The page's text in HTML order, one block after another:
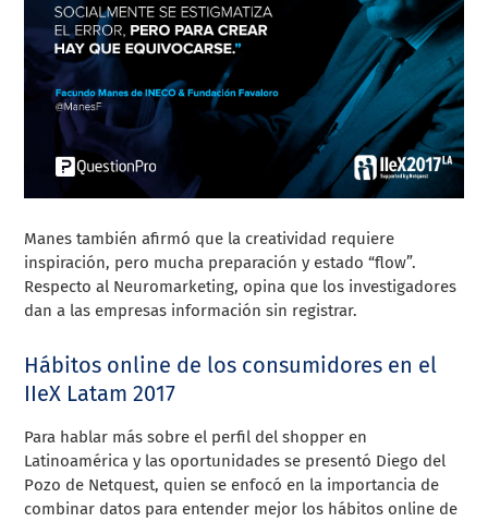
Manes también afirmó que la creatividad requiere
inspiración, pero mucha preparación y estado “flow”.
Respecto al Neuromarketing, opina que los investigadores
dan a las empresas información sin registrar.
Hábitos online de los consumidores en el
IIeX Latam 2017
Para hablar más sobre el perfil del shopper en
Latinoamérica y las oportunidades se presentó Diego del
Pozo de Netquest, quien se enfocó en la importancia de
combinar datos para entender mejor los hábitos online de